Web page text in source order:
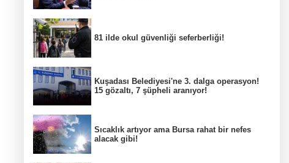
81 ilde okul güvenliği seferberliği!
Kuşadası Belediyesi'ne 3. dalga operasyon!
15 gözaltı, 7 şüpheli aranıyor!
Sıcaklık artıyor ama Bursa rahat bir nefes
alacak gibi!